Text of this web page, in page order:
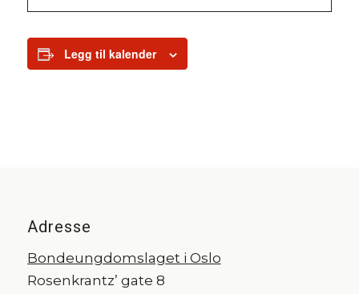
Legg til kalender
Adresse
Bondeungdomslaget i Oslo
Rosenkrantz’ gate 8